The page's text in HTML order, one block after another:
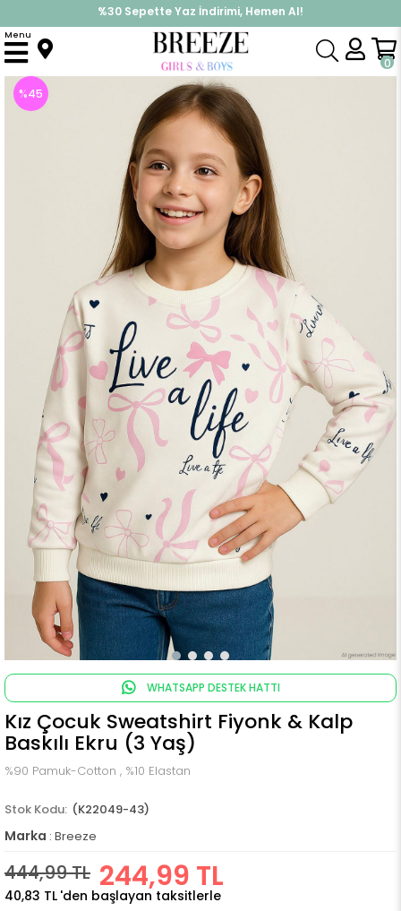
%30 Sepette Yaz İndirimi, Hemen Al!
İndirimlere ek %10 İndirimi Kap, Hemen Üye Ol!
0
Menu
Anasayfa Üst Giyim Sweatshirt Kız Çocuk Sweatshirt Fiyonk & Kalp Baskılı Ekru (3 Yaş)
%45
WHATSAPP DESTEK HATTI
Kız Çocuk Sweatshirt Fiyonk & Kalp
Baskılı Ekru (3 Yaş)
%90 Pamuk-Cotton , %10 Elastan
(K22049-43)
Marka : Breeze
444,99 TL 244,99 TL
40,83 TL 'den başlayan taksitlerle